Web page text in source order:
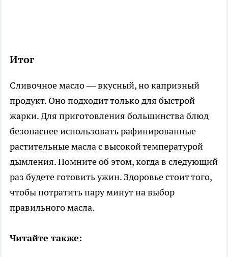
Итог
Сливочное масло — вкусный, но капризный
продукт. Оно подходит только для быстрой
жарки. Для приготовления большинства блюд
безопаснее использовать рафинированные
растительные масла с высокой температурой
дымления. Помните об этом, когда в следующий
раз будете готовить ужин. Здоровье стоит того,
чтобы потратить пару минут на выбор
правильного масла.
Читайте также: